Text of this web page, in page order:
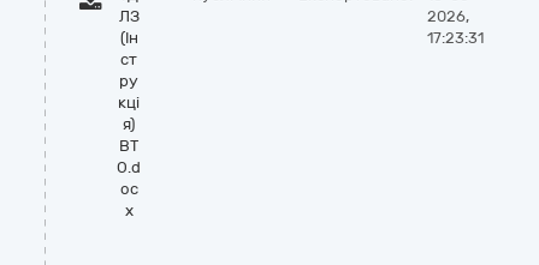
ЛЗ
(Ін
ст
ру
кці
я)
ВТ
О.d
oc
x
2026,
17:23:31